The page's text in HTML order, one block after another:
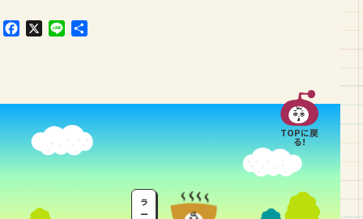
F
o
o
k
X
L
TOPに戻
る!
ラ
ー